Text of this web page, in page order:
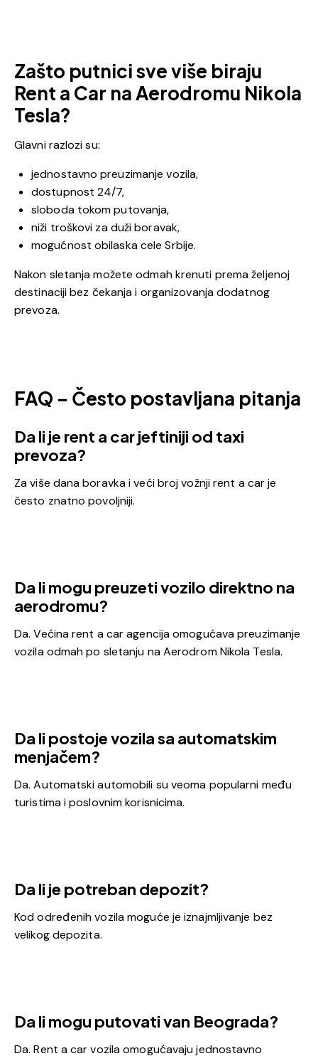
Zašto putnici sve više biraju
Rent a Car na Aerodromu Nikola
Tesla?
Glavni razlozi su:
jednostavno preuzimanje vozila,
dostupnost 24/7,
sloboda tokom putovanja,
niži troškovi za duži boravak,
mogućnost obilaska cele Srbije.
Nakon sletanja možete odmah krenuti prema željenoj
destinaciji bez čekanja i organizovanja dodatnog
prevoza.
FAQ – Često postavljana pitanja
Da li je rent a car jeftiniji od taxi
prevoza?
Za više dana boravka i veći broj vožnji rent a car je
često znatno povoljniji.
Da li mogu preuzeti vozilo direktno na
aerodromu?
Da. Većina rent a car agencija omogućava preuzimanje
vozila odmah po sletanju na Aerodrom Nikola Tesla.
Da li postoje vozila sa automatskim
menjačem?
Da. Automatski automobili su veoma popularni među
turistima i poslovnim korisnicima.
Da li je potreban depozit?
Kod određenih vozila moguće je iznajmljivanje bez
velikog depozita.
Da li mogu putovati van Beograda?
Da. Rent a car vozila omogućavaju jednostavno